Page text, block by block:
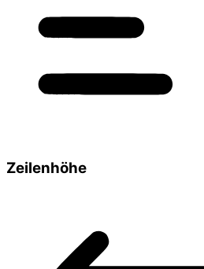
Zeilenhöhe